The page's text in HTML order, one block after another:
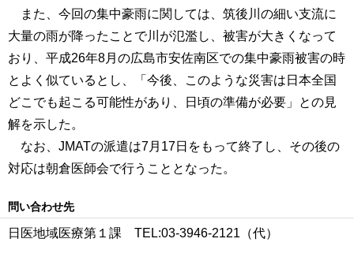
また、今回の集中豪雨に関しては、筑後川の細い支流に
大量の雨が降ったことで川が氾濫し、被害が大きくなって
おり、平成26年8月の広島市安佐南区での集中豪雨被害の時
とよく似ているとし、「今後、このような災害は日本全国
どこでも起こる可能性があり、日頃の準備が必要」との見
解を示した。
なお、JMATの派遣は7月17日をもって終了し、その後の
対応は朝倉医師会で行うこととなった。
問い合わせ先
日医地域医療第１課 TEL:03-3946-2121（代）